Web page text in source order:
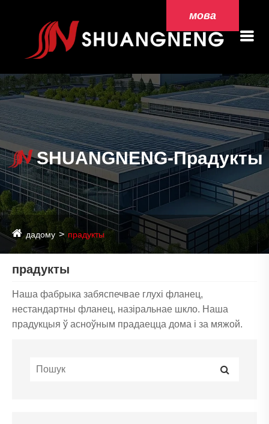
мова
SHUANGNENG-Прадукты
дадому прадукты
прадукты
Наша фабрыка забяспечвае глухі фланец,
нестандартны фланец, назіральнае шкло. Наша
прадукцыя ў асноўным прадаецца дома і за мяжой.